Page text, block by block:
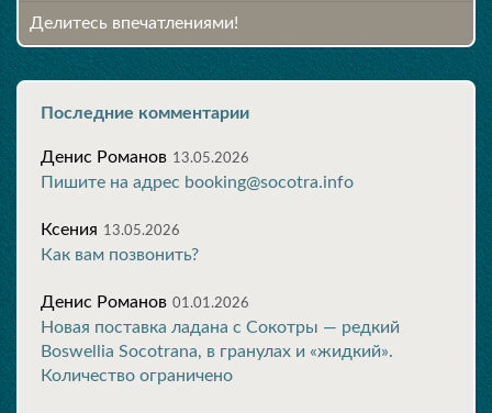
Делитесь впечатлениями!
Последние комментарии
Денис Романов 13.05.2026
Пишите на адрес booking@socotra.info
Ксения 13.05.2026
Как вам позвонить?
Денис Романов 01.01.2026
Новая поставка ладана с Сокотры — редкий
Boswellia Socotrana, в гранулах и «жидкий».
Количество ограничено